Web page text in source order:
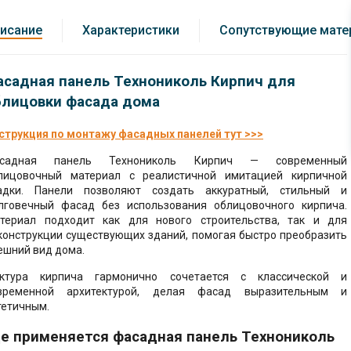
материалы
для
кровли
отмостки
стяжки пола
стен и
скатной
фасада -
теплого
комплектация
софиты
праймеры
Характеристики Сопутствующие
панель Технониколь Кирпич для
фасада дома
по монтажу фасадных панелей тут >>>
панель Технониколь Кирпич — современный
материал с реалистичной имитацией кирпичной
Панели позволяют создать аккуратный, стильный и
фасад без использования облицовочного кирпича.
подходит как для нового строительства, так и для
существующих зданий, помогая быстро преобразить
вид дома.
кирпича гармонично сочетается с классической и
архитектурой, делая фасад выразительным и
применяется фасадная панель Технониколь